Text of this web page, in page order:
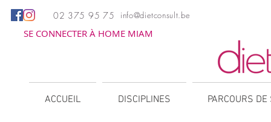
02 375 95 75 info@dietconsult.be
SE CONNECTER À HOME MIAM
ACCUEIL DISCIPLINES PARCOURS